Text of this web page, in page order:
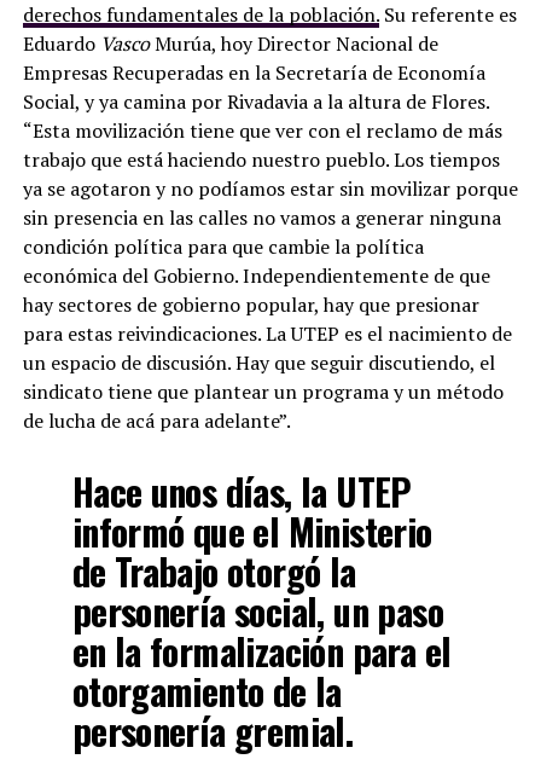
derechos fundamentales de la población.Su referente es
Eduardo VascoMurúa, hoy Director Nacional de
Empresas Recuperadas en la Secretaría de Economía
Social, y ya camina por Rivadavia a la altura de Flores.
“Esta movilización tiene que ver con el reclamo de más
trabajo que está haciendo nuestro pueblo. Los tiempos
ya se agotaron y no podíamos estar sin movilizar porque
sin presencia en las calles no vamos a generar ninguna
condición política para que cambie la política
económica del Gobierno. Independientemente de que
hay sectores de gobierno popular, hay que presionar
para estas reivindicaciones. La UTEP es el nacimiento de
un espacio de discusión. Hay que seguir discutiendo, el
sindicato tiene que plantear un programa y un método
de lucha de acá para adelante”.
Hace unos días, la UTEP
informó que el Ministerio
de Trabajo otorgó la
personería social, un paso
en la formalización para el
otorgamiento de la
personería gremial.